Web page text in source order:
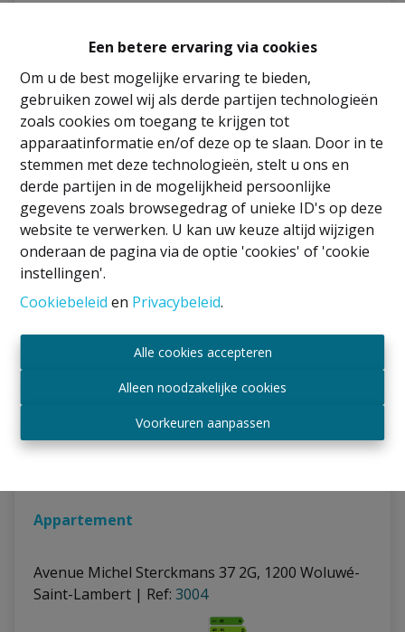
Een betere ervaring via cookies
Om u de best mogelijke ervaring te bieden,
gebruiken zowel wij als derde partijen technologieën
zoals cookies om toegang te krijgen tot
apparaatinformatie en/of deze op te slaan. Door in te
stemmen met deze technologieën, stelt u ons en
derde partijen in de mogelijkheid persoonlijke
gegevens zoals browsegedrag of unieke ID's op deze
website te verwerken. U kan uw keuze altijd wijzigen
onderaan de pagina via de optie 'cookies' of 'cookie
instellingen'.
Cookiebeleid en Privacybeleid.
Alle cookies accepteren
Alleen noodzakelijke cookies
Voorkeuren aanpassen
Rue de l'Agriculture 70 ET1, 1030 Schaarbeek
Ref: 3005
€ 715 /maand
1 1 35 m²
Appartement
Avenue Michel Sterckmans 37 2G, 1200 Woluwé-
Saint-Lambert | Ref: 3004